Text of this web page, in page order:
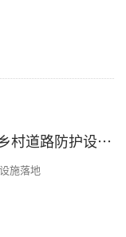
四川固定式限高架吊装施工纪实，乡村道路防护设施落地
施落地